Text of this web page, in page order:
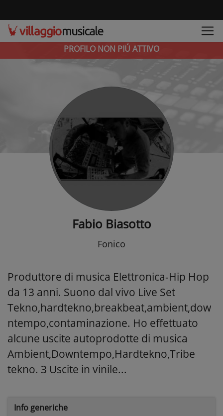
PROFILO NON PIÚ ATTIVO
Fabio Biasotto
Fonico
Produttore di musica Elettronica-Hip Hop
da 13 anni. Suono dal vivo Live Set
Tekno,hardtekno,breakbeat,ambient,dow
ntempo,contaminazione. Ho effettuato
alcune uscite autoprodotte di musica
Ambient,Downtempo,Hardtekno,Tribe
tekno. 3 Uscite in vinile...
Info generiche